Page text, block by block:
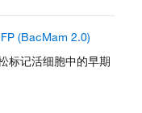
(BacMam 2.0)
标记活细胞中的早期